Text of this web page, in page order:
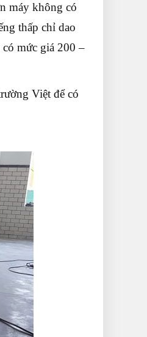
máy không có
thấp chỉ dao
mức giá 200 –
Việt để có